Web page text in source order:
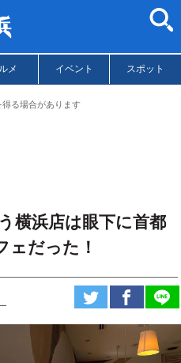
メ イベント スポット
る場合があります
横浜店は眼下に首都
ェだった！